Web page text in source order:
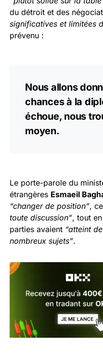
du détroit et des
significatives et limitées
prévenu :
Nous allons
chances à la
échoue, nous
moyen.
Le porte-parole du
étrangères Esmaeil
“changer de position”,
toute discussion”, tout
parties avaient “atteint
nombreux sujets”.